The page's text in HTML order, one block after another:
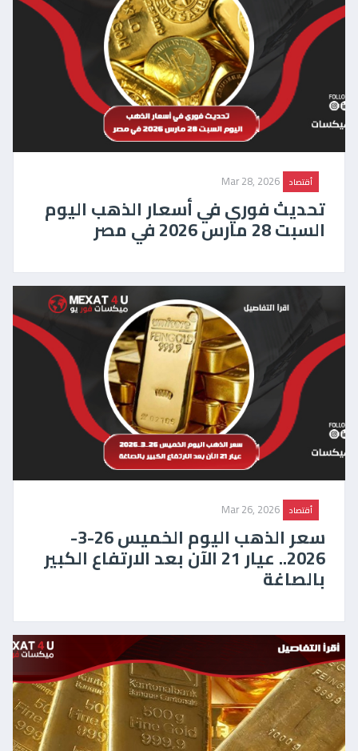
أقتصاد Mar 28, 2026
تحديث فوري في أسعار الذهب اليوم
السبت 28 مارس 2026 في مصر
أقتصاد Mar 26, 2026
سعر الذهب اليوم الخميس 26-3-
2026.. عيار 21 الآن بعد الارتفاع الكبير
بالصاغة